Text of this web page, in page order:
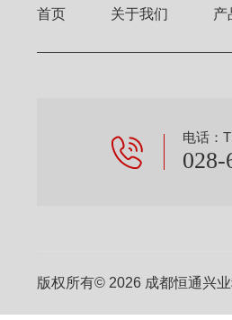
首页 关于我们 产
电话：
028-
版权所有© 2026 成都恒通兴